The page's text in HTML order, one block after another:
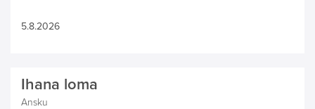
5.8.2026
Ihana loma
Ansku